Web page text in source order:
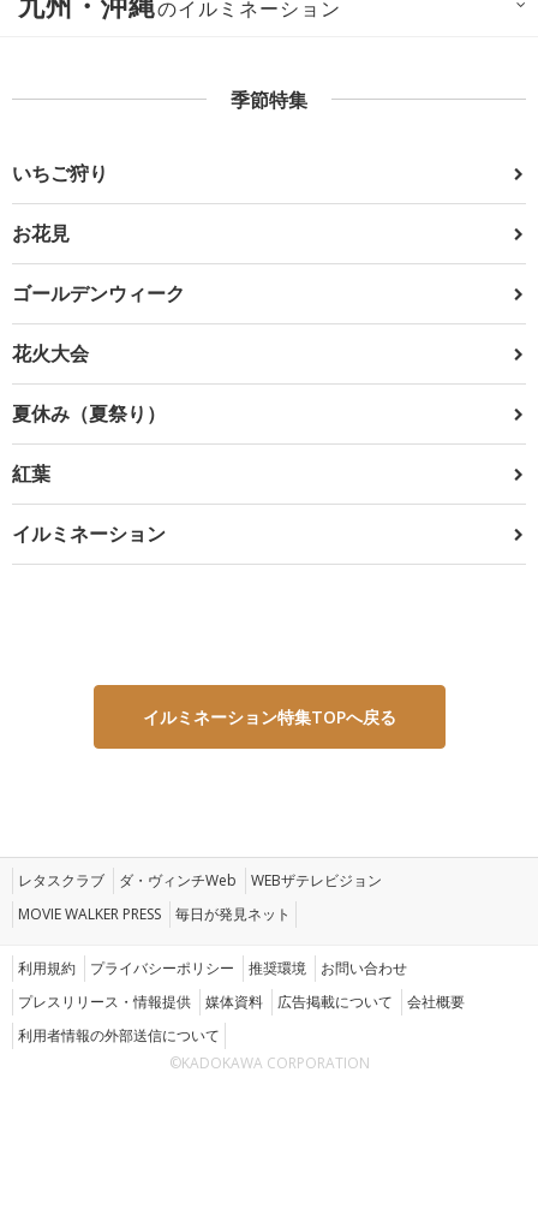
のイルミネーション
季節特集
いちご狩り
お花見
ゴールデンウィーク
花火大会
夏休み（夏祭り）
紅葉
イルミネーション
イルミネーション特集TOPへ戻る
レタスクラブ ダ・ヴィンチWeb
WEBザテレビジョン
MOVIE WALKER PRESS
毎日が発見ネット
利用規約 プライバシーポリシー 推奨環境
お問い合わせ
プレスリリース・情報提供
媒体資料 広告掲載について
会社概要
利用者情報の外部送信について
©KADOKAWA CORPORATION